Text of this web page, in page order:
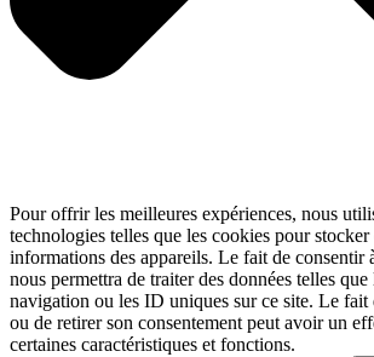
Pour offrir les meilleures expériences, nous
technologies telles que les cookies pour
informations des appareils. Le fait de consentir
nous permettra de traiter des données telles
navigation ou les ID uniques sur ce site. Le fait
ou de retirer son consentement peut avoir un
certaines caractéristiques et fonctions.